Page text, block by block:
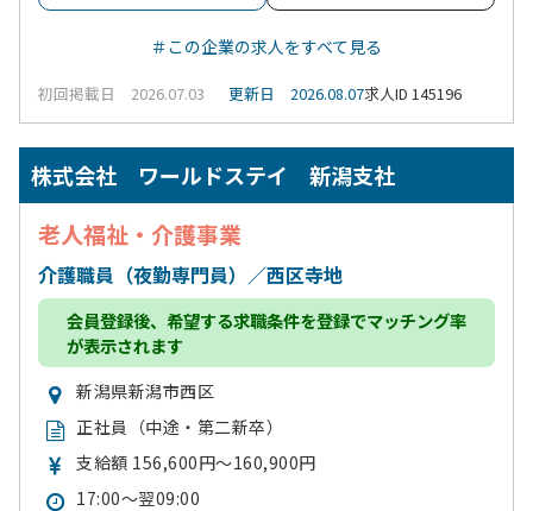
＃この企業の求人をすべて見る
初回掲載日 2026.07.03 更新日 2026.08.07求人ID 145196
株式会社 ワールドステイ 新潟支社
老人福祉・介護事業
介護職員（夜勤専門員）／西区寺地
会員登録後、希望する求職条件を登録でマッチング率
が表示されます
新潟県新潟市西区
正社員（中途・第二新卒）
支給額 156,600円～160,900円
17:00～翌09:00